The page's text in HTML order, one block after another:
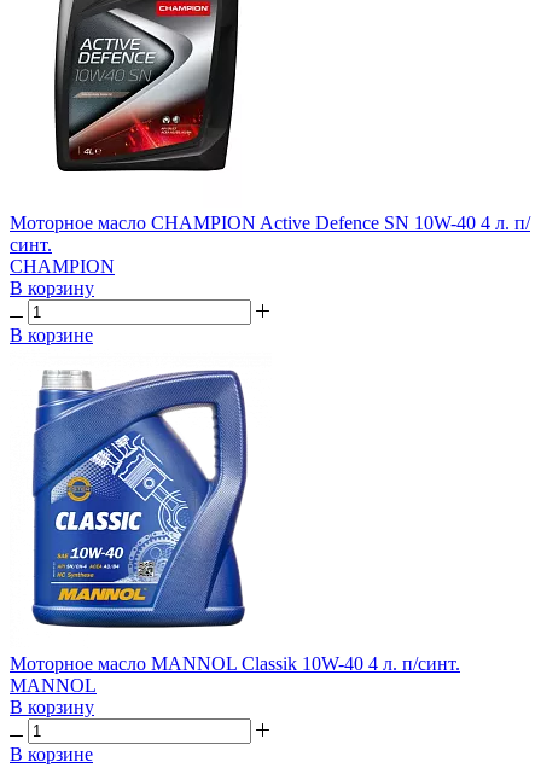
Моторное масло CHAMPION Active Defence SN 10W-40 4 л. п/
синт.
CHAMPION
В корзину
В корзине
Моторное масло MANNOL Classik 10W-40 4 л. п/синт.
MANNOL
В корзину
В корзине